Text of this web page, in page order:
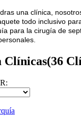
una clínica,
todo inclusivo
para la cirugía de
Clínicas(36